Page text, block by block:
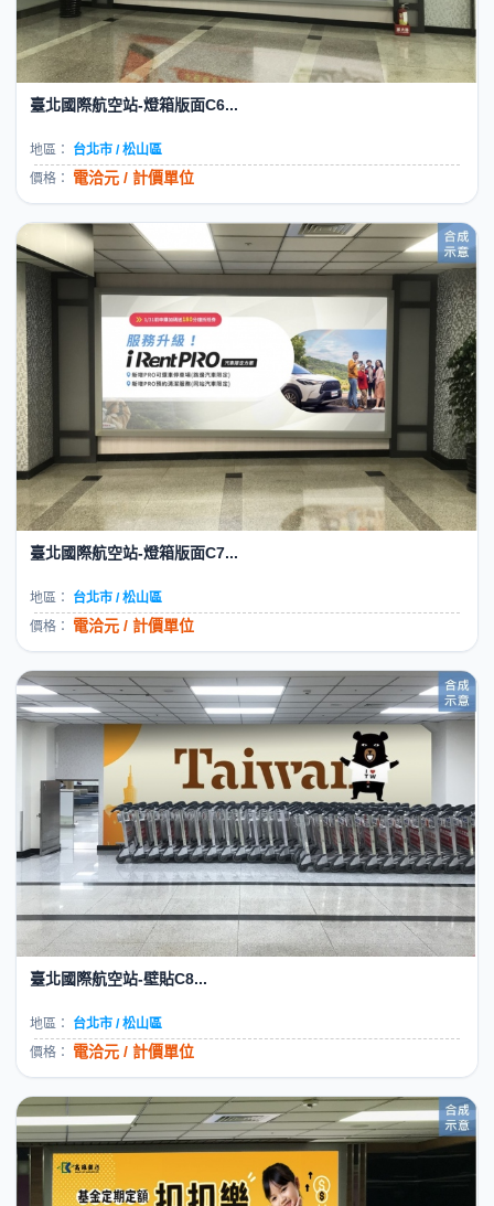
臺北國際航空站-燈箱版面C6...
地區：
台北市 / 松山區
價格： 電洽元 / 計價單位
臺北國際航空站-燈箱版面C7...
地區：
台北市 / 松山區
價格： 電洽元 / 計價單位
臺北國際航空站-壁貼C8...
地區：
台北市 / 松山區
價格： 電洽元 / 計價單位